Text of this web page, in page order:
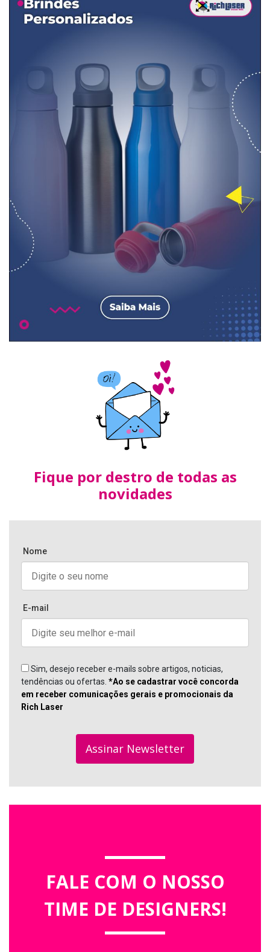
Fique por destro de todas as
novidades
Nome
E-mail
Sim, desejo receber e-mails sobre artigos, noticias,
tendências ou ofertas. *Ao se cadastrar você concorda
em receber comunicações gerais e promocionais da
Rich Laser
Assinar Newsletter
FALE COM O NOSSO
TIME DE DESIGNERS!